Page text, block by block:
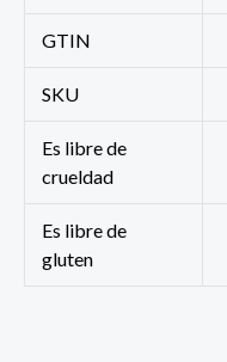
GTIN
SKU
Es libre de
crueldad
Es libre de
gluten